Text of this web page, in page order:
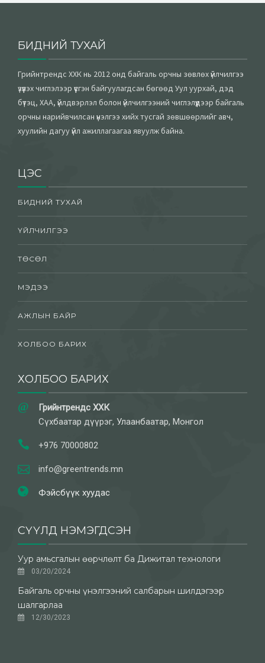
БИДНИЙ ТУХАЙ
Грийнтрендс ХХК нь 2012 онд байгаль орчны зөвлөх үйлчилгээ
үзүүлэх чиглэлээр үүсгэн байгуулагдсан бөгөөд Уул уурхай, дэд
бүтэц, ХАА, үйлдвэрлэл болон үйлчилгээний чиглэлүүдээр байгаль
орчны нарийвчилсан үнэлгээ хийх тусгай зөвшөөрлийг авч,
хуулийн дагуу үйл ажиллагаагаа явуулж байна.
ЦЭС
БИДНИЙ ТУХАЙ
ҮЙЛЧИЛГЭЭ
ТӨСӨЛ
МЭДЭЭ
АЖЛЫН БАЙР
ХОЛБОО БАРИХ
ХОЛБОО БАРИХ
Грийнтрендс ХХК
Сүхбаатар дүүрэг, Улаанбаатар, Монгол
+976 70000802
info@greentrends.mn
Фэйсбүүк хуудас
СҮҮЛД НЭМЭГДСЭН
Уур амьсгалын өөрчлөлт ба Дижитал технологи
03/20/2024
Байгаль орчны үнэлгээний салбарын шилдэгээр
шалгарлаа
12/30/2023